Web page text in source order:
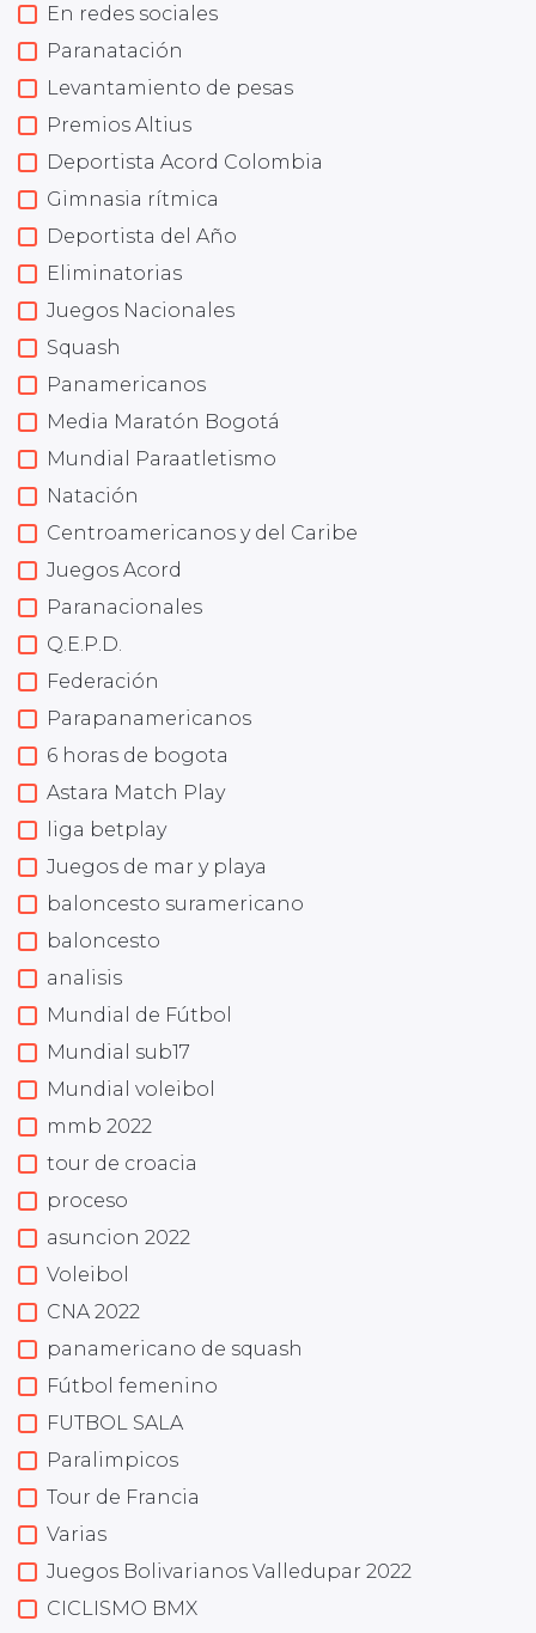
En redes sociales
Paranatación
Levantamiento de pesas
Premios Altius
Deportista Acord Colombia
Gimnasia rítmica
Deportista del Año
Eliminatorias
Juegos Nacionales
Squash
Panamericanos
Media Maratón Bogotá
Mundial Paraatletismo
Natación
Centroamericanos y del Caribe
Juegos Acord
Paranacionales
Q.E.P.D.
Federación
Parapanamericanos
6 horas de bogota
Astara Match Play
liga betplay
Juegos de mar y playa
baloncesto suramericano
baloncesto
analisis
Mundial de Fútbol
Mundial sub17
Mundial voleibol
mmb 2022
tour de croacia
proceso
asuncion 2022
Voleibol
CNA 2022
panamericano de squash
Fútbol femenino
FUTBOL SALA
Paralimpicos
Tour de Francia
Varias
Juegos Bolivarianos Valledupar 2022
CICLISMO BMX